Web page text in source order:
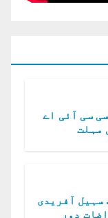
سی آئی اے
سہیل آفریدی
دور